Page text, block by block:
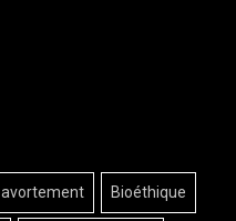
avortement Bioéthique